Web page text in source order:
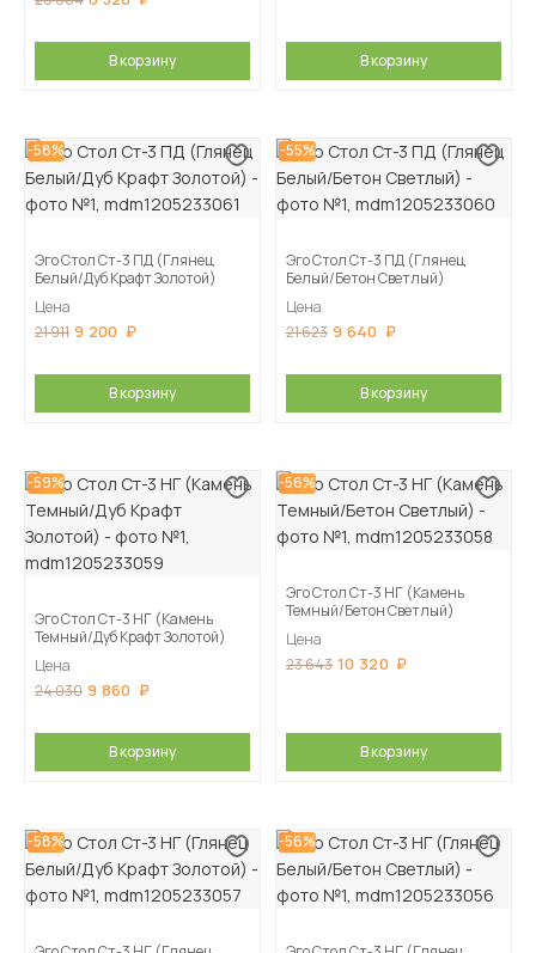
В корзину В корзину
-58%
Эго Стол Ст-3 ПД (Глянец
Белый/Дуб Крафт Золотой)
Цена
21 911 9 200
В корзину
-55%
Эго Стол Ст-3 ПД (Глянец
Белый/Бетон Светлый)
Цена
21 623 9 640
В корзину
-59%
Эго Стол Ст-3 НГ (Камень
Темный/Дуб Крафт Золотой)
Цена
24 030 9 860
В корзину
-56%
Эго Стол Ст-3 НГ (Камень
Темный/Бетон Светлый)
Цена
23 643 10 320
В корзину
-58% -56%